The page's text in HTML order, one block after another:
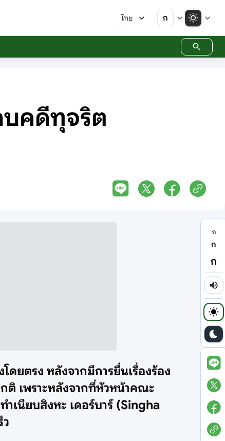
ไทย ก
บคดีทุจริต
ดยตรง หลังจากมีการยื่นเรื่องร้อง
ติ เพราะหลังจากที่หัวหน้าคณะ
เนียบสิงหะ เดอร์บาร์ (Singha
ก
ก
ก